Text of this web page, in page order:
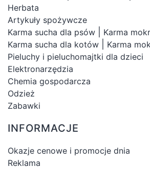
Herbata
Artykuły spożywcze
Karma sucha dla psów
Karma
Karma sucha dla kotów
Karma
Pieluchy i pieluchomajtki dla dzieci
Elektronarzędzia
Chemia gospodarcza
Odzież
Zabawki
INFORMACJE
Okazje cenowe i promocje dnia
Reklama